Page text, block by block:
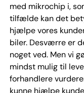
med mikrochip i,
tilfælde kan det
hjælpe vores
biler. Desværre er
noget ved. Men vi
mindst mulig til
forhandlere
kunne hjælpe